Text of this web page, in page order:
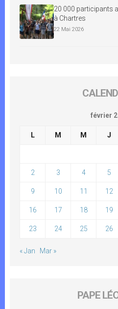
20 000 participants
à Chartres
22 Mai 2026
février
L M M J
2 3 4 5
9 10 11 12
16 17 18 19
23 24 25 26
« Jan Mar »
PAPE